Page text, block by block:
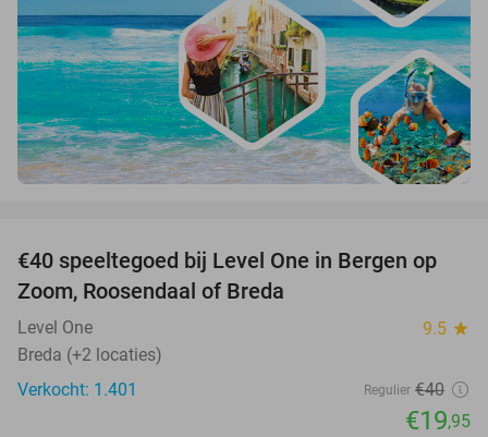
50%
€40 speeltegoed bij Level One in Bergen op
Zoom, Roosendaal of Breda
Level One 9.5 star
Breda (+2 locaties)
Verkocht: 1.401
Regulier €40
€19,95